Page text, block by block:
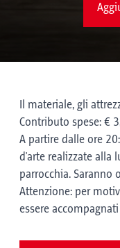
Il materiale, gli
Contributo spese: €
A partire dalle ore
d'arte realizzate alla
parrocchia. Saranno
Attenzione: per
essere